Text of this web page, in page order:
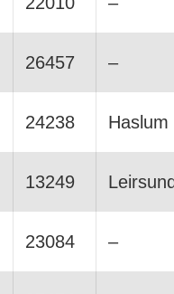
26457 –
24238 Haslum
13249
23084 –